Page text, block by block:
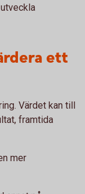
ett
Värdet kan till
framtida
mer